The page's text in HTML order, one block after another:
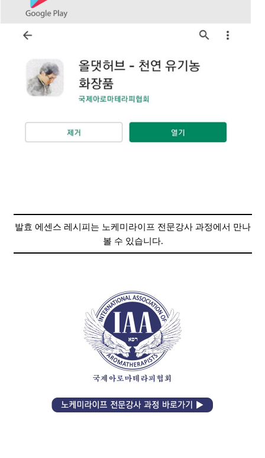
발효 에센스 레시피는 노케미라이프 전문강사 과정에서 만나
볼 수 있습니다.